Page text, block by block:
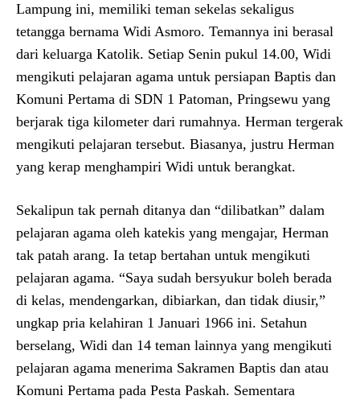
Lampung ini, memiliki teman sekelas sekaligus
tetangga bernama Widi Asmoro. Temannya ini berasal
dari keluarga Katolik. Setiap Senin pukul 14.00, Widi
mengikuti pelajaran agama untuk persiapan Baptis dan
Komuni Pertama di SDN 1 Patoman, Pringsewu yang
berjarak tiga kilometer dari rumahnya. Herman tergerak
mengikuti pelajaran tersebut. Biasanya, justru Herman
yang kerap menghampiri Widi untuk berangkat.
Sekalipun tak pernah ditanya dan “dilibatkan” dalam
pelajaran agama oleh katekis yang mengajar, Herman
tak patah arang. Ia tetap bertahan untuk mengikuti
pelajaran agama. “Saya sudah bersyukur boleh berada
di kelas, mendengarkan, dibiarkan, dan tidak diusir,”
ungkap pria kelahiran 1 Januari 1966 ini. Setahun
berselang, Widi dan 14 teman lainnya yang mengikuti
pelajaran agama menerima Sakramen Baptis dan atau
Komuni Pertama pada Pesta Paskah. Sementara